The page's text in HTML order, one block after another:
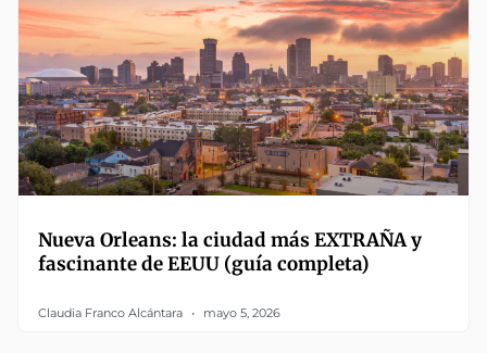
Nueva Orleans: la ciudad más EXTRAÑA y
fascinante de EEUU (guía completa)
Claudia Franco Alcántara mayo 5, 2026